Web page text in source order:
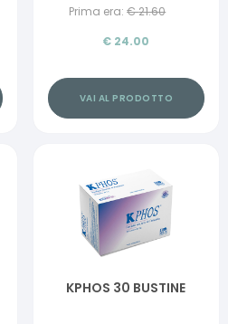
Prima era: €21.60
€ 24.00
VAI AL PRODOTTO
KPHOS 30 BUSTINE